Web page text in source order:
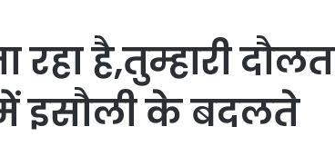
रहा है,तुम्हारी दौलत
इसौली के बदलते